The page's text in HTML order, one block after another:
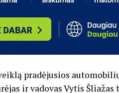
pradėjusios
ir vadovas Vytis